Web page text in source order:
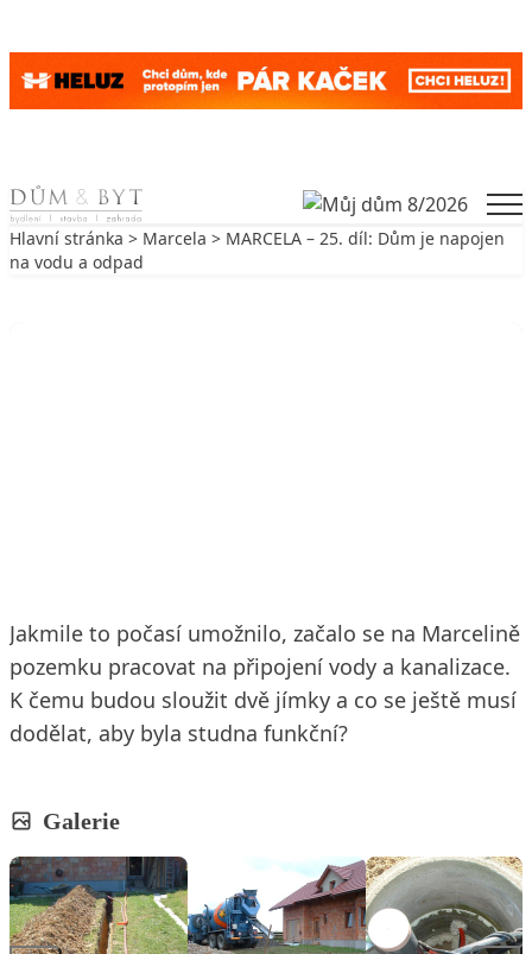
Skip to content
Hlavní stránka > Marcela > MARCELA – 25. díl: Dům je napojen
na vodu a odpad
Jakmile to počasí umožnilo, začalo se na Marcelině
pozemku pracovat na připojení vody a kanalizace.
K čemu budou sloužit dvě jímky a co se ještě musí
dodělat, aby byla studna funkční?
Galerie